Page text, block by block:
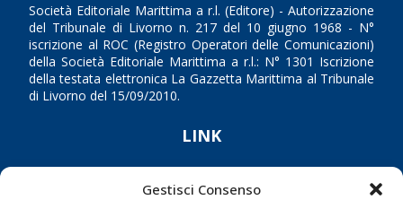
Gestisci Consenso
Società Editoriale Marittima a r.l. (Editore) - Autorizzazione
del Tribunale di Livorno n. 217 del 10 giugno 1968 - N°
iscrizione al ROC (Registro Operatori delle Comunicazioni)
della Società Editoriale Marittima a r.l.: N° 1301 Iscrizione
della testata elettronica La Gazzetta Marittima al Tribunale
di Livorno del 15/09/2010.
LINK